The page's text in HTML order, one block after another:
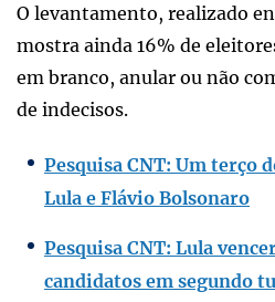
O levantamento, realizado
mostra ainda 16% de
em branco, anular ou não
de indecisos.
Pesquisa CNT: Um terço
Lula e Flávio Bolsonaro
Pesquisa CNT: Lula
candidatos em segundo